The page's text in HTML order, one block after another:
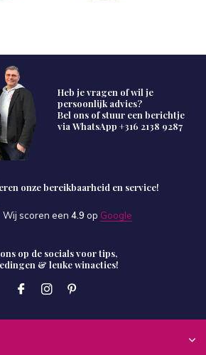
Heb je vragen of wil je
persoonlijk advies?
Bel ons of stuur een berichtje
via WhatsApp +316 2138 9287
onze bereikbaarheid en service!
Wij scoren een 4.9 op Google
op de socials voor tips,
& leuke winacties!